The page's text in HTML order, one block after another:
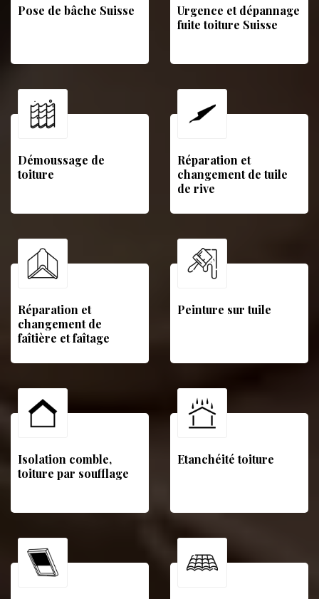
Pose de bâche Suisse
Urgence et dépannage
fuite toiture Suisse
Démoussage de
toiture
Réparation et
changement de tuile
de rive
Réparation et
changement de
faîtière et faîtage
Peinture sur tuile
Isolation comble,
toiture par soufflage
Etanchéité toiture